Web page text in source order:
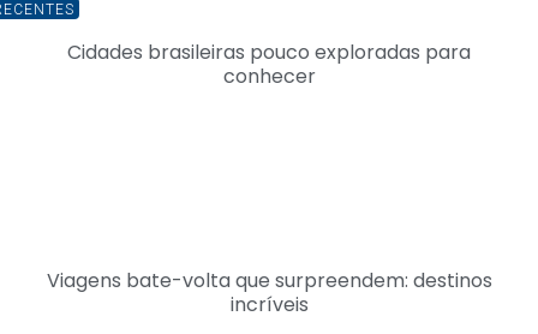
Cidades brasileiras pouco exploradas para
conhecer
Viagens bate-volta que surpreendem: destinos
incríveis